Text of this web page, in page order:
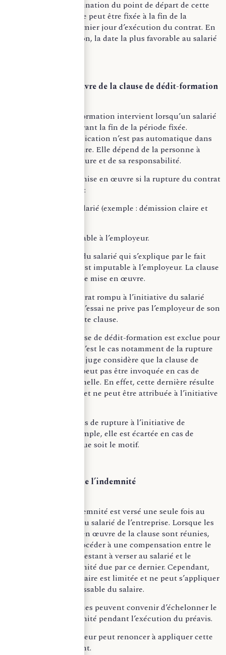
De même, la détermination du point de départ de cette
période est libre. Elle peut être fixée à la fin de la
formation ou au premier jour d’exécution du contrat. En
l’absence de précision, la date la plus favorable au salarié
La mise en œuvre de la clause de dédit-formation
La clause de dédit-formation intervient lorsqu’un salarié
quitte l’entreprise avant la fin de la période fixée.
Cependant, son application n’est pas automatique dans
tous les cas de rupture. Elle dépend de la personne à
l’initiative de la rupture et de sa responsabilité.
Ainsi, la clause est mise en œuvre si la rupture du contrat
de travail intervient :
– À l’initiative du salarié (exemple : démission claire et
– Et n’est pas imputable à l’employeur.
Ainsi, la démission du salarié qui s’explique par le fait
qu’il n’est pas payé est imputable à l’employeur. La clause
ne peut donc pas être mise en œuvre.
: un contrat rompu à l’initiative du salarié
pendant la période d’essai ne prive pas l’employeur de son
droit d’appliquer cette clause.
En revanche, la clause de dédit-formation est exclue pour
certaines ruptures, c’est le cas notamment de la rupture
Le juge considère que la clause de
dédit-formation ne peut pas être invoquée en cas de
rupture conventionnelle. En effet, cette dernière résulte
d’un accord mutuel et ne peut être attribuée à l’initiative
Il est de même en cas de rupture à l’initiative de
l’employeur, par exemple, elle est écartée en cas de
licenciement quel que soit le motif.
Le paiement de l’indemnité
Le montant de l’indemnité est versé une seule fois au
moment du départ du salarié de l’entreprise. Lorsque les
conditions de mise en œuvre de la clause sont réunies,
l’employeur peut procéder à une compensation entre le
montant du salaire restant à verser au salarié et le
montant de l’indemnité due par ce dernier. Cependant,
cette retenue sur salaire est limitée et ne peut s’appliquer
qu’à la fraction saisissable du salaire.
Par ailleurs, les parties peuvent convenir d’échelonner le
montant de l’indemnité pendant l’exécution du préavis.
l’employeur peut renoncer à appliquer cette
clause à tout moment.